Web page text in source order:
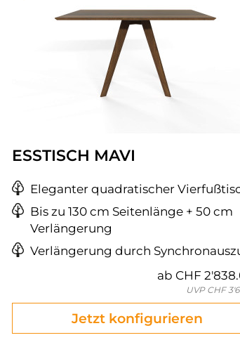
ESSTISCH MAVI
Eleganter quadratischer
Bis zu 130 cm Seitenlänge + 50 cm
Verlängerung
Verlängerung durch
ab CHF
UVP CHF
Jetzt konfigurieren